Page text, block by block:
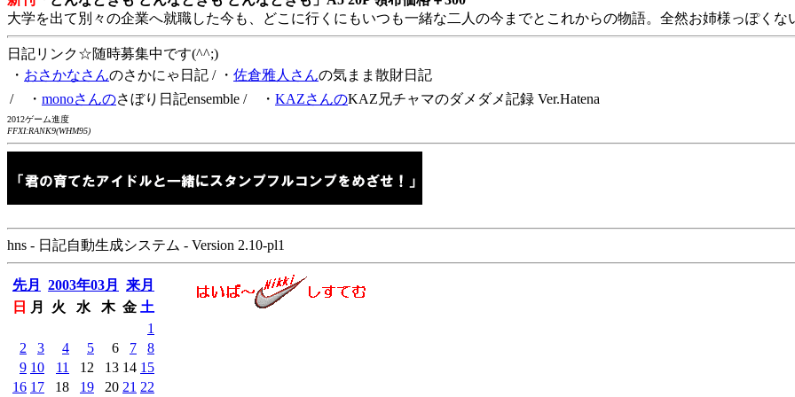
大学を出て別々の企業へ就職した今も、どこに行くにもいつも一緒な二人の今までとこれからの物語。全然お姉様っぽくな
日記リンク☆随時募集中です(^^;)
・ おさかなさんのさかにゃ日記 / ・ 佐倉雅人さんの気まま散財日記
/ ・ monoさんのさぼり日記ensemble / ・ KAZさんのKAZ兄チャマのダメダメ記録 Ver.Hatena
2012ゲーム進度
FFXI:RANK9(WHM95)
hns - 日記自動生成システム - Version 2.10-pl1
先月 2003年03月
来月
日
月 火 水 木 金 土
1
2
3 4 5 6 7
8
9 10 11 12 13 14 15
16 17 18 19 20 21 22